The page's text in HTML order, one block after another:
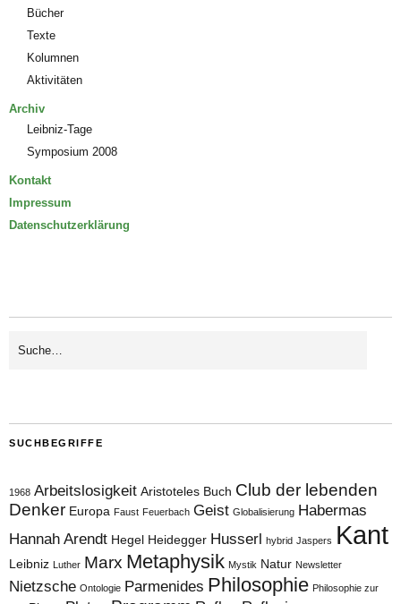
Bücher
Texte
Kolumnen
Aktivitäten
Archiv
Leibniz-Tage
Symposium 2008
Kontakt
Impressum
Datenschutzerklärung
SUCHBEGRIFFE
1968 Arbeitslosigkeit Aristoteles Buch Club der lebenden
Denker Europa Faust Feuerbach Geist Globalisierung Habermas
Hannah Arendt Hegel Heidegger Husserl hybrid Jaspers Kant
Leibniz Luther Marx Metaphysik Mystik Natur Newsletter
Nietzsche Ontologie Parmenides Philosophie Philosophie zur